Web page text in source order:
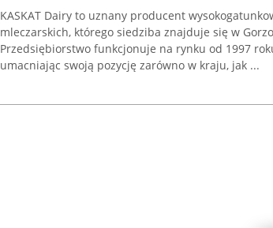
KASKAT Dairy to uznany producent
mleczarskich, którego siedziba znajduje się w
Przedsiębiorstwo funkcjonuje na rynku od 1997
umacniając swoją pozycję zarówno w kraju, jak ...